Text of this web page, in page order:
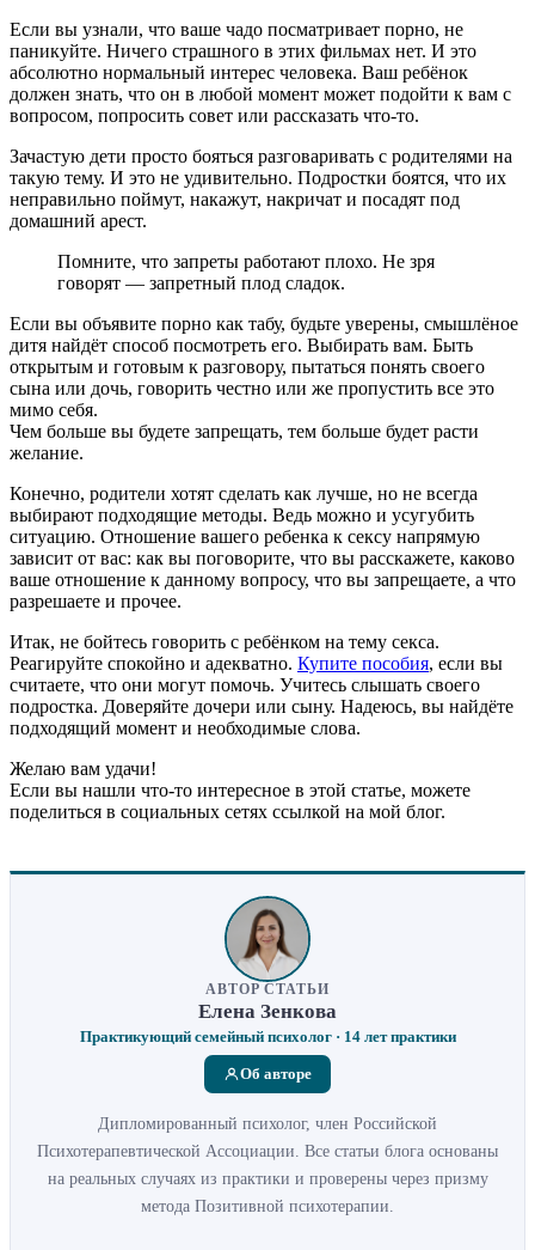
Если вы узнали, что ваше чадо посматривает порно, не
паникуйте. Ничего страшного в этих фильмах нет. И это
абсолютно нормальный интерес человека. Ваш ребёнок
должен знать, что он в любой момент может подойти к вам с
вопросом, попросить совет или рассказать что-то.
Зачастую дети просто бояться разговаривать с родителями на
такую тему. И это не удивительно. Подростки боятся, что их
неправильно поймут, накажут, накричат и посадят под
домашний арест.
Помните, что запреты работают плохо. Не зря
говорят — запретный плод сладок.
Если вы объявите порно как табу, будьте уверены, смышлёное
дитя найдёт способ посмотреть его. Выбирать вам. Быть
открытым и готовым к разговору, пытаться понять своего
сына или дочь, говорить честно или же пропустить все это
мимо себя.
Чем больше вы будете запрещать, тем больше будет расти
желание.
Конечно, родители хотят сделать как лучше, но не всегда
выбирают подходящие методы. Ведь можно и усугубить
ситуацию. Отношение вашего ребенка к сексу напрямую
зависит от вас: как вы поговорите, что вы расскажете, каково
ваше отношение к данному вопросу, что вы запрещаете, а что
разрешаете и прочее.
Итак, не бойтесь говорить с ребёнком на тему секса.
Реагируйте спокойно и адекватно. Купите пособия, если вы
считаете, что они могут помочь. Учитесь слышать своего
подростка. Доверяйте дочери или сыну. Надеюсь, вы найдёте
подходящий момент и необходимые слова.
Желаю вам удачи!
Если вы нашли что-то интересное в этой статье, можете
поделиться в социальных сетях ссылкой на мой блог.
АВТОР СТАТЬИ
Елена Зенкова
Практикующий семейный психолог · 14 лет практики
Об авторе
Дипломированный психолог, член Российской
Психотерапевтической Ассоциации. Все статьи блога основаны
на реальных случаях из практики и проверены через призму
метода Позитивной психотерапии.